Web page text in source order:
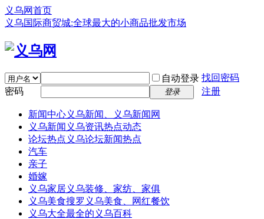
义乌网首页
义乌国际商贸城:全球最大的小商品批发市场
自动登录 找回密码
密码
登录 注册
新闻中心义乌新闻、义乌新闻网
义乌新闻 义乌资讯热点动态
论坛热点 义乌论坛新闻热点
汽车
亲子
婚嫁
义乌家居义乌装修、家纺、家俱
义乌美食搜罗义乌美食、网红餐饮
义乌大全最全的义乌百科